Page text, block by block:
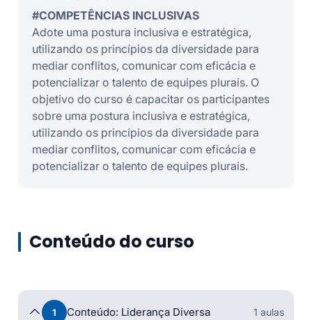
#COMPETÊNCIAS INCLUSIVAS
Adote uma postura inclusiva e estratégica,
utilizando os princípios da diversidade para
mediar conflitos, comunicar com eficácia e
potencializar o talento de equipes plurais. O
objetivo do curso é capacitar os participantes
sobre uma postura inclusiva e estratégica,
utilizando os princípios da diversidade para
mediar conflitos, comunicar com eficácia e
potencializar o talento de equipes plurais.
Conteúdo do curso
1 Conteúdo: Liderança Diversa 1 aulas